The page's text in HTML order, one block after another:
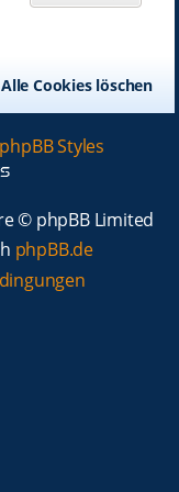
Alle Cookies löschen
Styles
© phpBB Limited
phpBB.de